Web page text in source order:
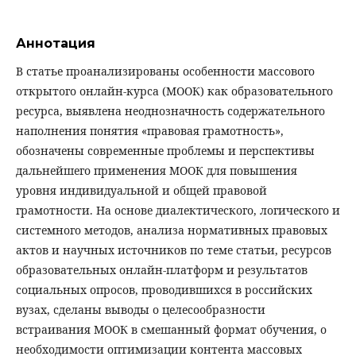
Аннотация
В статье проанализированы особенности массового
открытого онлайн-курса (МООК) как образовательного
ресурса, выявлена неоднозначность содержательного
наполнения понятия «правовая грамотность»,
обозначены современные проблемы и перспективы
дальнейшего применения МООК для повышения
уровня индивидуальной и общей правовой
грамотности. На основе диалектического, логического и
системного методов, анализа нормативных правовых
актов и научных источников по теме статьи, ресурсов
образовательных онлайн-платформ и результатов
социальных опросов, проводившихся в российских
вузах, сделаны выводы о целесообразности
встраивания МООК в смешанный формат обучения, о
необходимости оптимизации контента массовых